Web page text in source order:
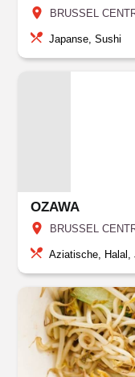
BRUSSEL
Japanse, Sushi
OZAWA
BRUSSEL
Aziatische, Halal,